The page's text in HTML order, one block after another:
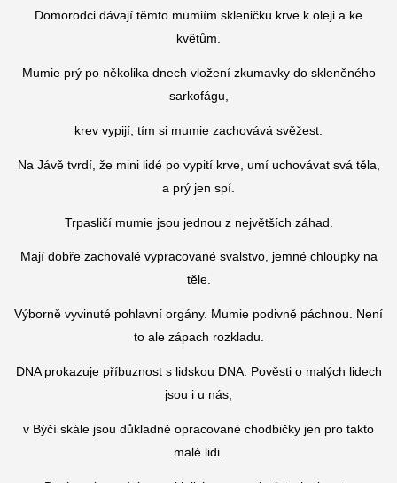
Domorodci dávají těmto mumiím skleničku krve k oleji a ke
květům.
Mumie prý po několika dnech vložení zkumavky do skleněného
sarkofágu,
krev vypijí, tím si mumie zachovává svěžest.
Na Jávě tvrdí, že mini lidé po vypití krve, umí uchovávat svá těla,
a prý jen spí.
Trpasličí mumie jsou jednou z největších záhad.
Mají dobře zachovalé vypracované svalstvo, jemné chloupky na
těle.
Výborně vyvinuté pohlavní orgány. Mumie podivně páchnou. Není
to ale zápach rozkladu.
DNA prokazuje příbuznost s lidskou DNA. Pověsti o malých lidech
jsou i u nás,
v Býčí skále jsou důkladně opracované chodbičky jen pro takto
malé lidi.